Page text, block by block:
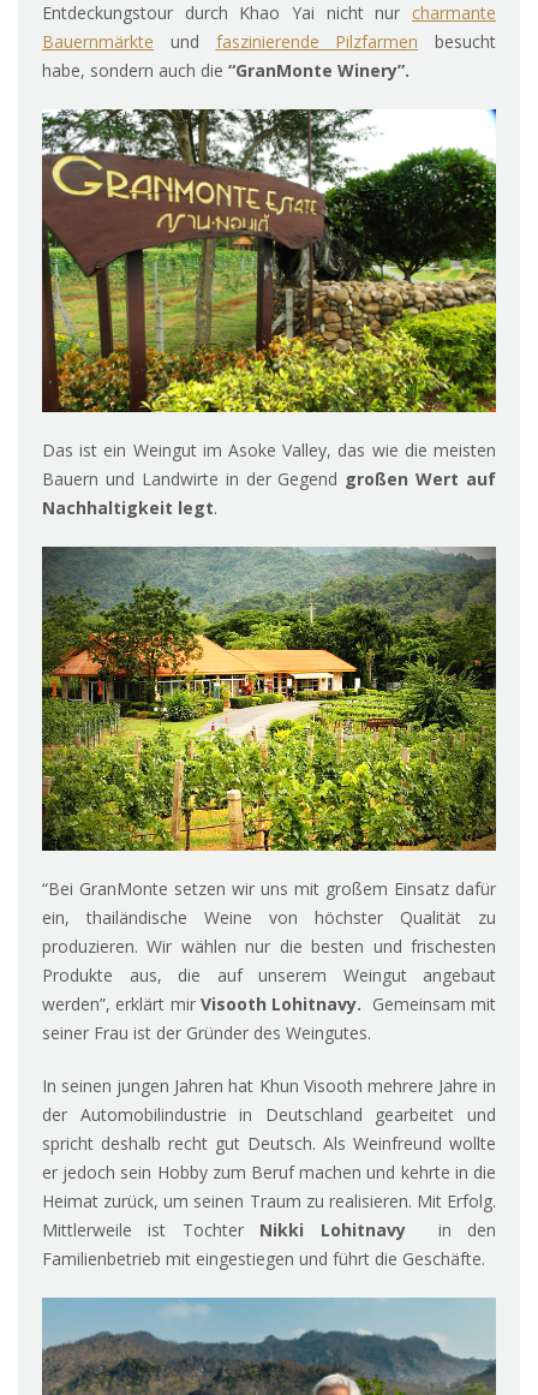
Entdeckungstour durch Khao Yai nicht nur charmante
Bauernmärkte und faszinierende Pilzfarmen besucht
habe, sondern auch die “GranMonte Winery”.
Das ist ein Weingut im Asoke Valley, das wie die meisten
Bauern und Landwirte in der Gegend großen Wert auf
Nachhaltigkeit legt.
“Bei GranMonte setzen wir uns mit großem Einsatz dafür
ein, thailändische Weine von höchster Qualität zu
produzieren. Wir wählen nur die besten und frischesten
Produkte aus, die auf unserem Weingut angebaut
werden”, erklärt mir Visooth Lohitnavy. Gemeinsam mit
seiner Frau ist der Gründer des Weingutes.
In seinen jungen Jahren hat Khun Visooth mehrere Jahre in
der Automobilindustrie in Deutschland gearbeitet und
spricht deshalb recht gut Deutsch. Als Weinfreund wollte
er jedoch sein Hobby zum Beruf machen und kehrte in die
Heimat zurück, um seinen Traum zu realisieren. Mit Erfolg.
Mittlerweile ist TochterNikki Lohitnavy
in den
Familienbetrieb mit eingestiegen und führt die Geschäfte.